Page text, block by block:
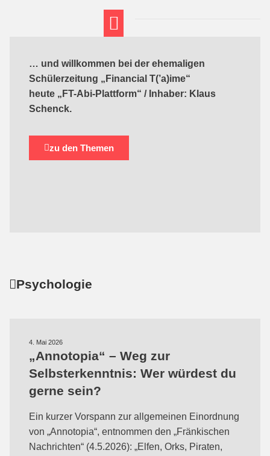
… und willkommen bei der ehemaligen
Schülerzeitung „Financial T(’a)ime“
heute „FT-Abi-Plattform“ / Inhaber: Klaus
Schenck.
zu den Themen
Psychologie
4. Mai 2026
„Annotopia“ – Weg zur
Selbsterkenntnis: Wer würdest du
gerne sein?
Ein kurzer Vorspann zur allgemeinen Einordnung
von „Annotopia“, entnommen den „Fränkischen
Nachrichten“ (4.5.2026): „Elfen, Orks, Piraten,